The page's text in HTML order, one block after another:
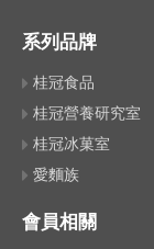
系列品牌
桂冠食品
桂冠營養研究室
桂冠冰菓室
愛麵族
會員相關